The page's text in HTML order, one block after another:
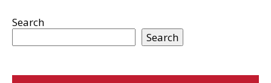
Search
Search